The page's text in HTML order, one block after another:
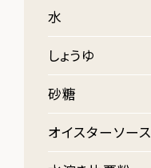
水
しょうゆ
砂糖
オイスターソース